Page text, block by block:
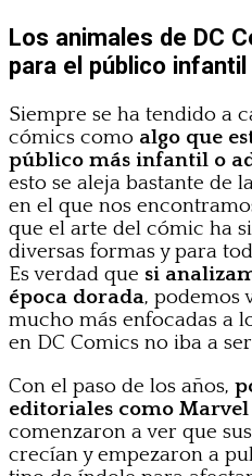
Los animales de DC
para el público
Siempre se ha tendido a
cómics como algo que
público más infantil o
esto se aleja bastante de
en el que nos
que el arte del cómic ha
diversas formas y para
Es verdad que si
época dorada, podemos
mucho más enfocadas a
en DC Comics no iba a
Con el paso de los años,
editoriales como Marvel
comenzaron a ver que
crecían y empezaron a